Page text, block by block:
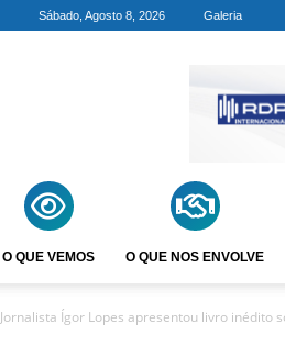
Sábado, Agosto 8, 2026 Galeria
O QUE VEMOS O QUE NOS ENVOLVE
Jornalista Ígor Lopes apresentou livro inédito